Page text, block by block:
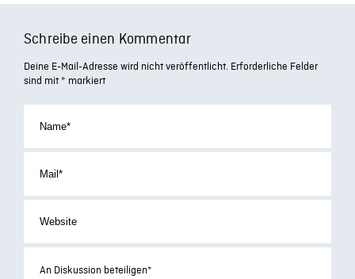
Schreibe einen Kommentar
Deine E-Mail-Adresse wird nicht veröffentlicht. Erforderliche Felder
sind mit * markiert